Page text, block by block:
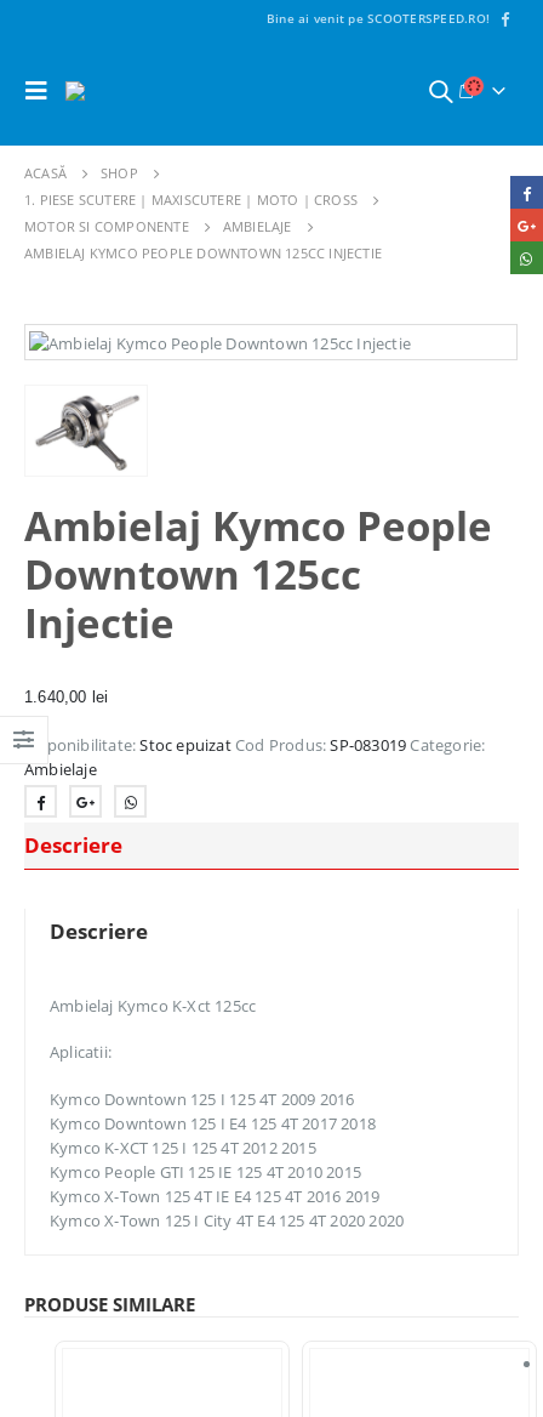
Bine ai venit pe SCOOTERSPEED.RO!
ACASĂ
SHOP
1. PIESE SCUTERE | MAXISCUTERE | MOTO | CROSS
MOTOR SI COMPONENTE
AMBIELAJE
AMBIELAJ KYMCO PEOPLE DOWNTOWN 125CC INJECTIE
Ambielaj Kymco People
Downtown 125cc
Injectie
1.640,00 lei
Disponibilitate:Stoc epuizatCod Produs:SP-083019Categorie:
Ambielaje
Descriere
Descriere
Ambielaj Kymco K-Xct 125cc
Aplicatii:
Kymco Downtown 125 I 125 4T 2009 2016
Kymco Downtown 125 I E4 125 4T 2017 2018
Kymco K-XCT 125 I 125 4T 2012 2015
Kymco People GTI 125 IE 125 4T 2010 2015
Kymco X-Town 125 4T IE E4 125 4T 2016 2019
Kymco X-Town 125 I City 4T E4 125 4T 2020 2020
PRODUSE SIMILARE